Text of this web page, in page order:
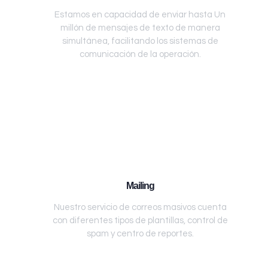
Estamos en capacidad de enviar hasta Un
millón de mensajes de texto de manera
simultánea, facilitando los sistemas de
comunicación de la operación.
Mailing
Nuestro servicio de correos masivos cuenta
con diferentes tipos de plantillas, control de
spam y centro de reportes.